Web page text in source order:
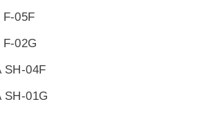
05F
02G
SH-04F
SH-01G